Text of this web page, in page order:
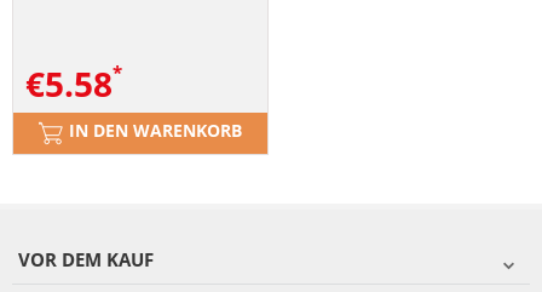
€5.58
IN DEN WARENKORB
VOR DEM KAUF